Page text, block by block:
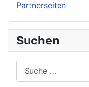
Partnerseiten
Suchen